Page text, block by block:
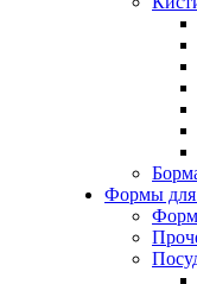
Формы для